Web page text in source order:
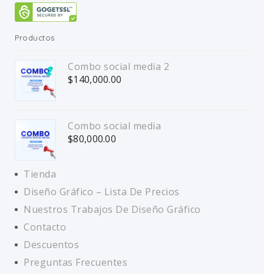
Productos
Combo social media 2
$140,000.00
Combo social media
$80,000.00
Tienda
Diseño Gráfico – Lista De Precios
Nuestros Trabajos De Diseño Gráfico
Contacto
Descuentos
Preguntas Frecuentes